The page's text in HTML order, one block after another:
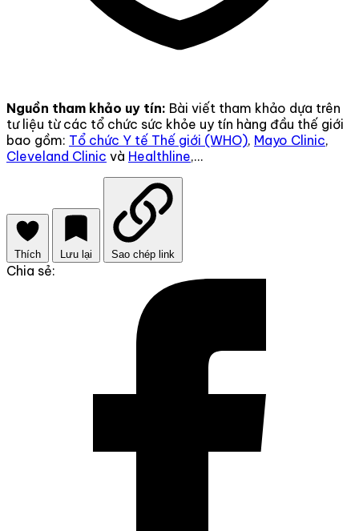
Nguồn tham khảo uy tín: Bài viết tham khảo dựa trên
tư liệu từ các tổ chức sức khỏe uy tín hàng đầu thế giới
bao gồm: Tổ chức Y tế Thế giới (WHO), Mayo Clinic,
Cleveland Clinic và Healthline,...
Thích Lưu lại Sao chép link
Chia sẻ: